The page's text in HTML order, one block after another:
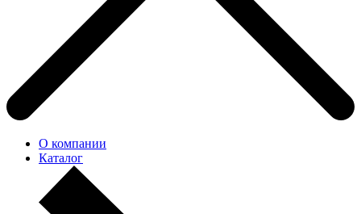
О компании
Каталог